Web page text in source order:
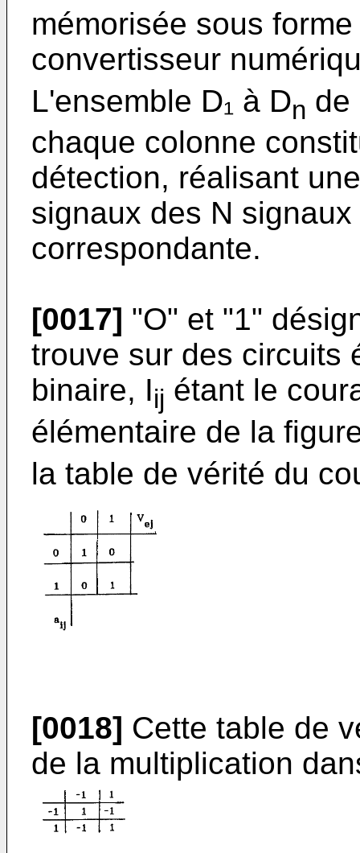
mémorisée sous
convertisseur
L'ensemble D₁ à Dn de
chaque colonne
détection, réalisant
signaux des N
correspondante.
[0017] "O" et "1"
trouve sur des circuits
binaire, Iij étant le
élémentaire de la
la table de vérité du
[0018] Cette table de
de la multiplication